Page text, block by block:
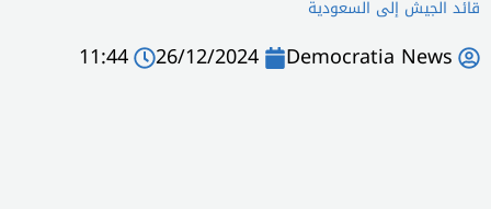
قائد الجيش إلى السعودية
Democratia News
26/12/2024
11:44